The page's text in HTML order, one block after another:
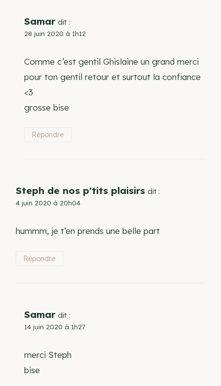
Samar dit :
28 juin 2020 à 1h12
Comme c’est gentil Ghislaine un grand merci
pour ton gentil retour et surtout la confiance
<3
grosse bise
Répondre
Steph de nos p'tits plaisirs dit :
4 juin 2020 à 20h04
hummm, je t’en prends une belle part
Répondre
Samar dit :
14 juin 2020 à 1h27
merci Steph
bise